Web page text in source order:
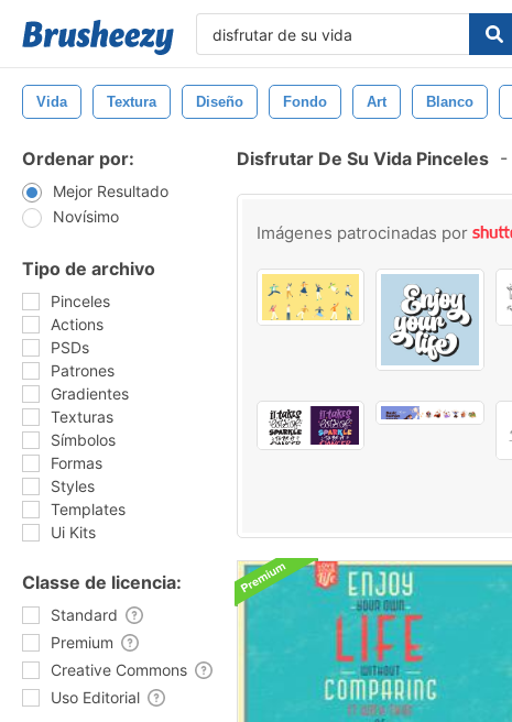
Vida Textura Diseño Fondo Art Blanco
Ordenar por:
Mejor Resultado
Novísimo
Tipo de archivo
Pinceles
Actions
PSDs
Patrones
Gradientes
Texturas
Símbolos
Formas
Styles
Templates
Ui Kits
Classe de licencia:
Standard
Premium
Creative Commons
Uso Editorial
Disfrutar De Su Vida Pinceles -
Imágenes patrocinadas por